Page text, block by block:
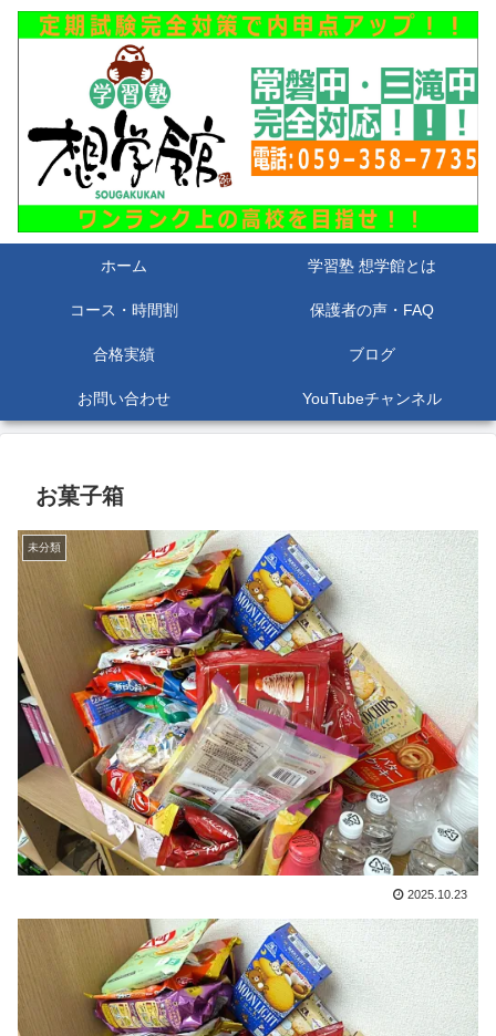
ホーム 学習塾 想学館とは
コース・時間割 保護者の声・FAQ
合格実績 ブログ
お問い合わせ YouTubeチャンネル
お菓子箱
未分類
2025.10.23